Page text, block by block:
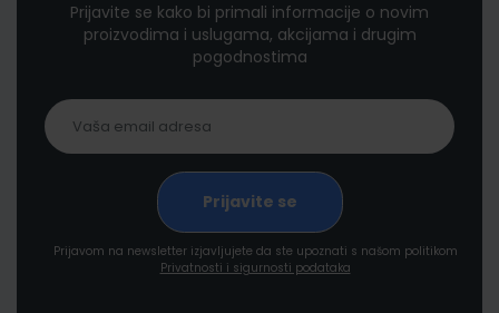
Prijavite se kako bi primali informacije o novim
proizvodima i uslugama, akcijama i drugim
pogodnostima
Prijavom na newsletter izjavljujete da ste upoznati s našom politikom
Privatnosti i sigurnosti podataka